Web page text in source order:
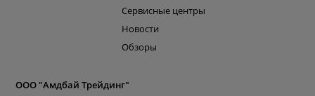
Сервисные центры
Новости
Обзоры
ООО "Амдбай Трейдинг"